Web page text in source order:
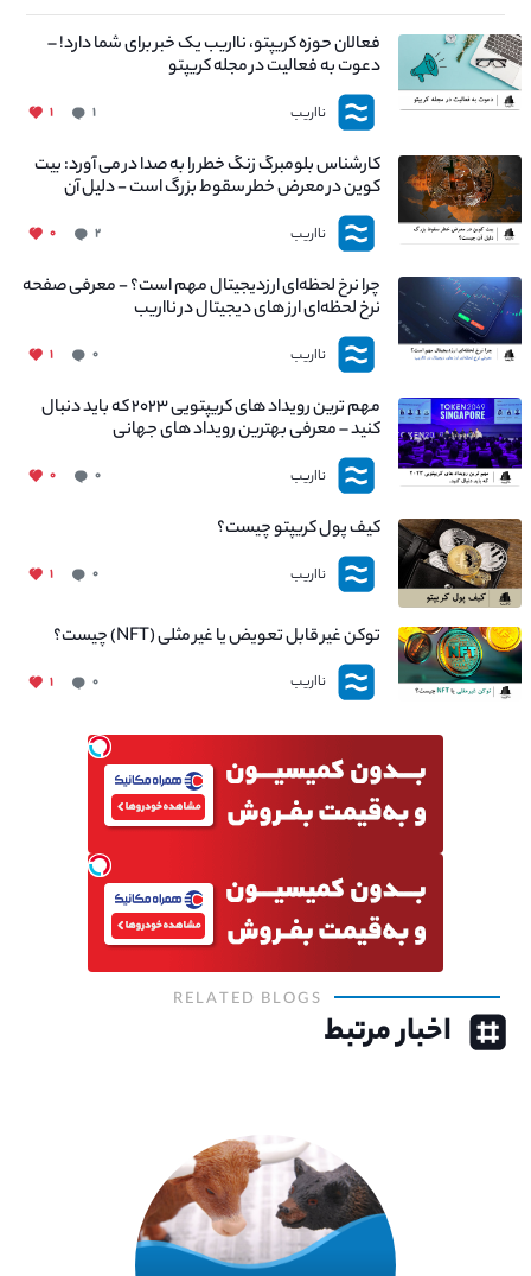
فعالان حوزه کریپتو، نااریب یک خبر برای شما دارد! –
دعوت به فعالیت در مجله کریپتو
نااریب ۱ ۱
کارشناس بلومبرگ زنگ خطر را به صدا در می آورد: بیت
کوین در معرض خطر سقوط بزرگ است - دلیل آن
چیست؟
نااریب ۲ ۰
چرا نرخ لحظه‌ای ارزدیجیتال مهم است؟ - معرفی صفحه
نرخ لحظه‌ای ارز های دیجیتال در نااریب
نااریب ۰ ۱
مهم ترین رویداد های کریپتویی ۲۰۲۳ که باید دنبال
کنید – معرفی بهترین رویداد های جهانی
نااریب ۰ ۰
کیف پول کریپتو چیست؟
نااریب ۰ ۱
توکن غیر قابل تعویض یا غیر مثلی (NFT) چیست؟
نااریب ۰ ۱
RELATED BLOGS
اخبار مرتبط